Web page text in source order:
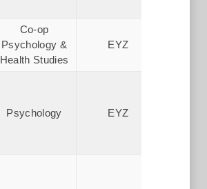
Co-op
Psychology &
Health Studies
EYZ
Psychology EYZ